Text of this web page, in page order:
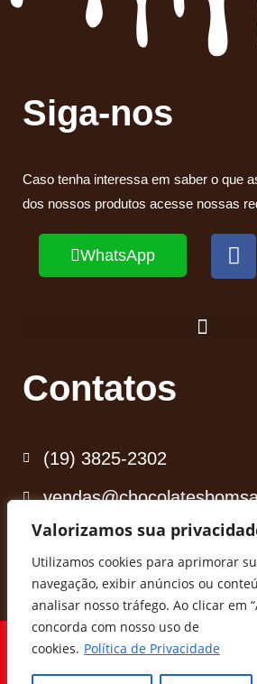
Valorizamos sua
Utilizamos cookies para aprimorar
navegação, exibir anúncios ou
analisar nosso tráfego. Ao clicar em
concorda com nosso uso de
cookies. Política de Privacidade
Siga-nos
Caso tenha interessa em saber o que
dos nossos produtos acesse nossas
WhatsApp
Contatos
(19) 3825-2302
Todos os direitos